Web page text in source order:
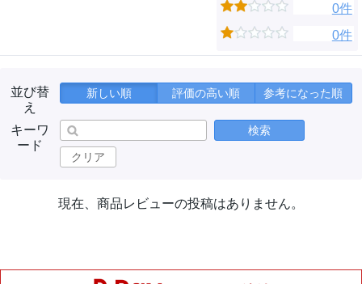
0件
0件
並び替
え
新しい順 評価の高い順 参考になった順
キーワ
ード
検索
クリア
現在、商品レビューの投稿はありません。